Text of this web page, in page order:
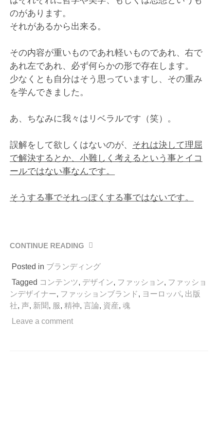
のがあります。
それがあるから出来る。
その内容が重いものであれ軽いものであれ、右で
あれ左であれ、必ず何らかの形で存在します。
少なくとも自分はそう思っていますし、その重み
を学んできました。
あ、ちなみに我々はリベラルです（笑）。
誤解をして欲しくはないのが、 それは決して理屈
で解決するとか、小難しく考えるという事とイコ
ールではない事なんです。
そうする事でそれっぽくする事ではないです。
CONTINUE READING
“「ブ
ン
ド
は
出
版
Posted in ブランディング
Tagged コンテンツ, デザイン, ファッション, ファッショ
ンデザイナー, ファッションブランド, ヨーロッパ, 出版
社, 声, 新聞, 服, 精神, 言論, 資産, 魂
Leave a comment